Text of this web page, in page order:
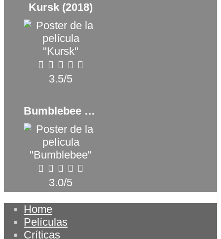
Kursk (2018)
3.5/5
Bumblebee (2018)
3.0/5
Home
Películas
Críticas